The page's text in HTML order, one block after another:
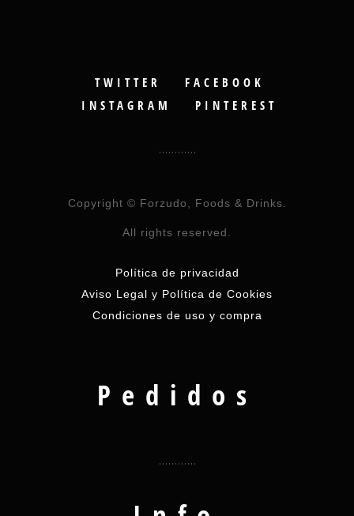
TWITTER
FACEBOOK
INSTAGRAM
PINTEREST
Copyright © Forzudo, Foods & Drinks.
All rights reserved.
Política de privacidad
Aviso Legal y Política de Cookies
Condiciones de uso y compra
Pedidos